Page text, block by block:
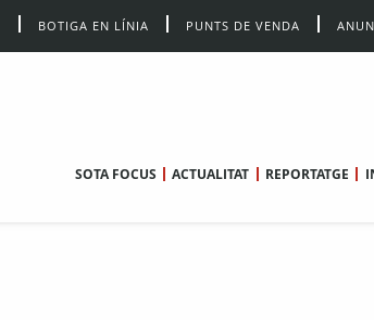
BOTIGA EN LÍNIA PUNTS DE VENDA
SOTA FOCUS ACTUALITAT REPORTATGE